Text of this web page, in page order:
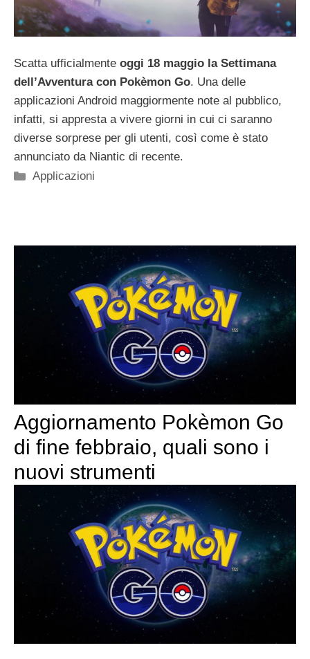
Scatta ufficialmente oggi 18 maggio la Settimana
dell’Avventura con Pokèmon Go. Una delle
applicazioni Android maggiormente note al pubblico,
infatti, si appresta a vivere giorni in cui ci saranno
diverse sorprese per gli utenti, così come è stato
annunciato da Niantic di recente.
Categorie
Applicazioni
Aggiornamento Pokèmon Go
di fine febbraio, quali sono i
nuovi strumenti